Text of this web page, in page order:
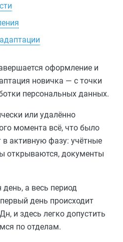
оформление и
новичка — с точки
персональных данных.
или удалённо
момента всё, что было
в активную фазу: учётные
открываются, документы
а весь период
день происходит
и здесь легко допустить
по отделам.